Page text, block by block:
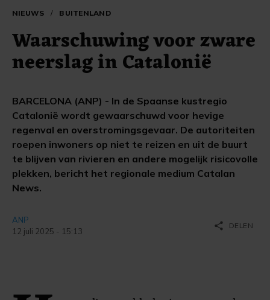
NIEUWS / BUITENLAND
Waarschuwing voor zware
neerslag in Catalonië
BARCELONA (ANP) - In de Spaanse kustregio
Catalonië wordt gewaarschuwd voor hevige
regenval en overstromingsgevaar. De autoriteiten
roepen inwoners op niet te reizen en uit de buurt
te blijven van rivieren en andere mogelijk risicovolle
plekken, bericht het regionale medium Catalan
News.
ANP
12 juli 2025 - 15:13
share DELEN